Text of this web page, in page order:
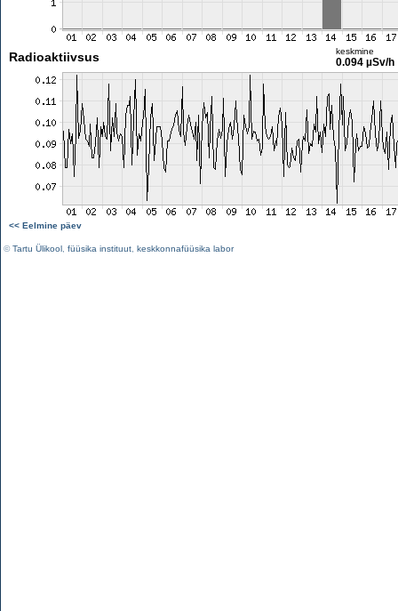
Radioaktiivsus keskmine
0.094 µSv/h
<< Eelmine päev
©Tartu Ülikool füüsika instituut keskkonnafüüsika labor